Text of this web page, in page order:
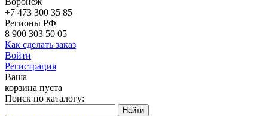
+7 473 300 35 85
Регионы РФ
8 900 303 50 05
Как сделать заказ
Войти
Регистрация
Ваша
корзина пуста
Поиск по каталогу: